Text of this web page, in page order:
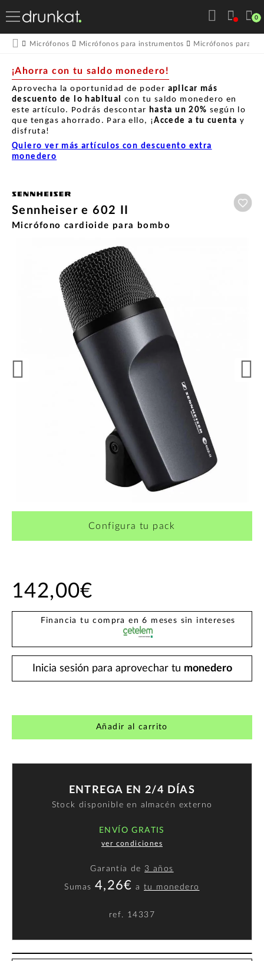
0
Micrófonos Micrófonos para instrumentos Micrófonos para
¡Ahorra con tu saldo monedero!
Aprovecha la oportunidad de poder aplicar más
descuento de lo habitual con tu saldo monedero en
este artículo. Podrás descontar hasta un 20% según lo
que tengas ahorrado. Para ello, ¡Accede a tu cuenta y
disfruta!
Quiero ver más artículos con descuento extra
monedero
Sennheiser e 602 II
Micrófono cardioide para bombo
¿Quieres crearte tu propio pack?
Configura tu pack
142,00€
Financia tu compra en 6 meses sin intereses
Inicia sesión para aprovechar tu monedero
Añadir al carrito
ENTREGA EN 2/4 DÍAS
Stock disponible en almacén externo
ENVÍO GRATIS
ver condiciones
Garantía de 3 años
Sumas 4,26€ atu monedero
ref. 14337